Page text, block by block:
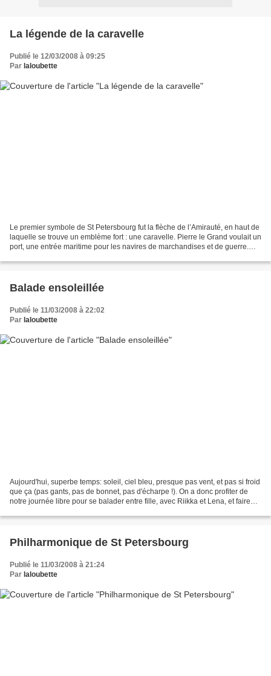
La légende de la caravelle
Publié le 12/03/2008 à 09:25
Par laloubette
Le premier symbole de St Petersbourg fut la flèche de l’Amirauté, en haut de
laquelle se trouve un emblème fort : une caravelle. Pierre le Grand voulait un
port, une entrée maritime pour les navires de marchandises et de guerre.
Balade ensoleillée
Publié le 11/03/2008 à 22:02
Par laloubette
Aujourd'hui, superbe temps: soleil, ciel bleu, presque pas vent, et pas si froid
que ça (pas gants, pas de bonnet, pas d'écharpe !). On a donc profiter de
notre journée libre pour se balader entre fille, avec Riikka et Lena, et faire
Philharmonique de St Petersbourg
Publié le 11/03/2008 à 21:24
Par laloubette